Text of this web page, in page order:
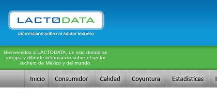
Bienvenidos a LACTODATA, un sitio donde se
integra y difunde información sobre el sector
lechero de México y del mundo.